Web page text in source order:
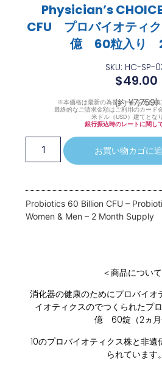
Physician’s
CFU プロバイオティ
億 60粒入り
SKU: HC-SP-
$49.00
(約 ¥7,759)
※本価格は最新の為替レートを元に換
最終的なご請求金額はご利用のカード
米ドル（USD）建てとな
銀行振込時のレートに関し
お買い物カゴに
Probiotics 60 Billion CFU –
Women & Men – 2 Month Supply
＜商品につい
消化器の健康のためにプロバイオ
イオティクスのでつくられたプ
億 60錠（2ヵ月
10のプロバイオティクス株と非
られています。